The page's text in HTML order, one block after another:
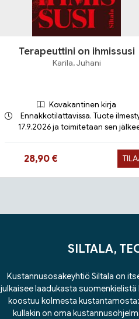
Terapeuttini on ihmissusi
Karila, Juhani
Kovakantinen kirja
Ennakkotilattavissa. Tuote
17.9.2026 ja toimitetaan sen
Hinta nyt
28,90 €
SILTALA,
Kustannusosakeyhtiö Siltala on
julkaisee laadukasta
koostuu kolmesta
kullakin on oma